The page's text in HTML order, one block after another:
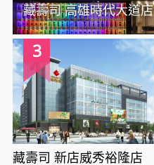
藏壽司 高雄時代大道店
3
藏壽司 新店威秀裕隆店